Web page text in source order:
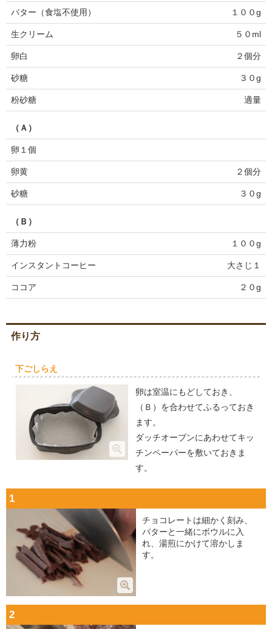
バター（食塩不使用） １００g
生クリーム ５０ml
卵白 ２個分
砂糖 ３０g
粉砂糖 適量
（Ａ）
卵１個
卵黄 ２個分
砂糖 ３０g
（Ｂ）
薄力粉 １００g
インスタントコーヒー 大さじ１
ココア ２０g
作り方
下ごしらえ
卵は室温にもどしておき、
（Ｂ）を合わせてふるっておき
ます。
ダッチオーブンにあわせてキッ
チンペーパーを敷いておきま
す。
1
チョコレートは細かく刻み、
バターと一緒にボウルに入
れ、湯煎にかけて溶かしま
す。
2